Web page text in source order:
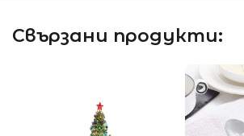
Свързани продукти: